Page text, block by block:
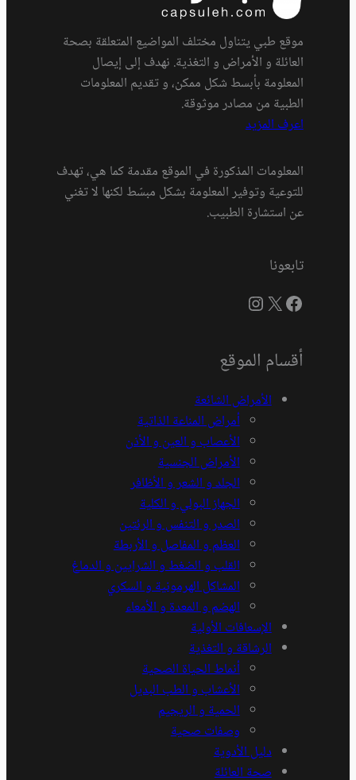
موقع طبي يتناول مختلف المواضيع المتعلقة بصحة
العائلة و الأمراض و التغذية. نهدف إلى إيصال
المعلومة بأبسط شكل ممكن، و تقديم المعلومات
الطبية من مصادر موثوقة.
اعرف المزيد
المعلومات المذكورة في الموقع مقدمة كما هي، تهدف
للتوعية وتوفير المعلومة بشكل مبسّط لكنها لا تغني
عن استشارة الطبيب.
تابعونا
فيسبوك إكسإنستجرام
أقسام الموقع
الأمراض الشائعة
أمراض المناعة الذاتية
الأعصاب و العين و الأذن
الأمراض الجنسية
الجلد و الشعر و الأظافر
الجهاز البولي و الكلية
الصدر و التنفس و الرئتين
العظم و المفاصل و الأربطة
القلب و الضغط و الشرايين و الدماغ
المشاكل الهرمونية و السكري
الهضم و المعدة و الأمعاء
الإسعافات الأولية
الرشاقة و التغذية
أنماط الحياة الصحية
الأعشاب و الطب البديل
الحمية و الريجيم
وصفات صحية
دليل الأدوية
صحة العائلة